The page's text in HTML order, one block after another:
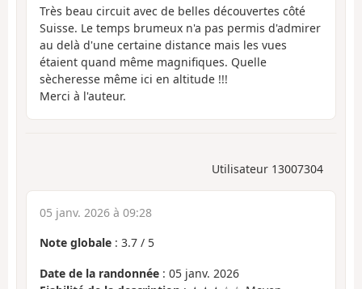
Très beau circuit avec de belles découvertes côté
Suisse. Le temps brumeux n'a pas permis d'admirer
au delà d'une certaine distance mais les vues
étaient quand même magnifiques. Quelle
sècheresse même ici en altitude !!!
Merci à l'auteur.
Utilisateur 13007304
05 janv. 2026 à 09:28
Note globale : 3.7 / 5
Date de la randonnée : 05 janv. 2026